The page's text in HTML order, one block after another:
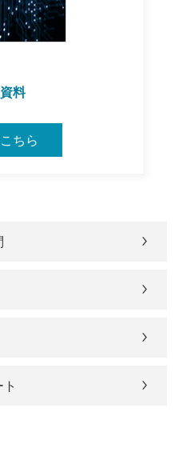
料
ちら